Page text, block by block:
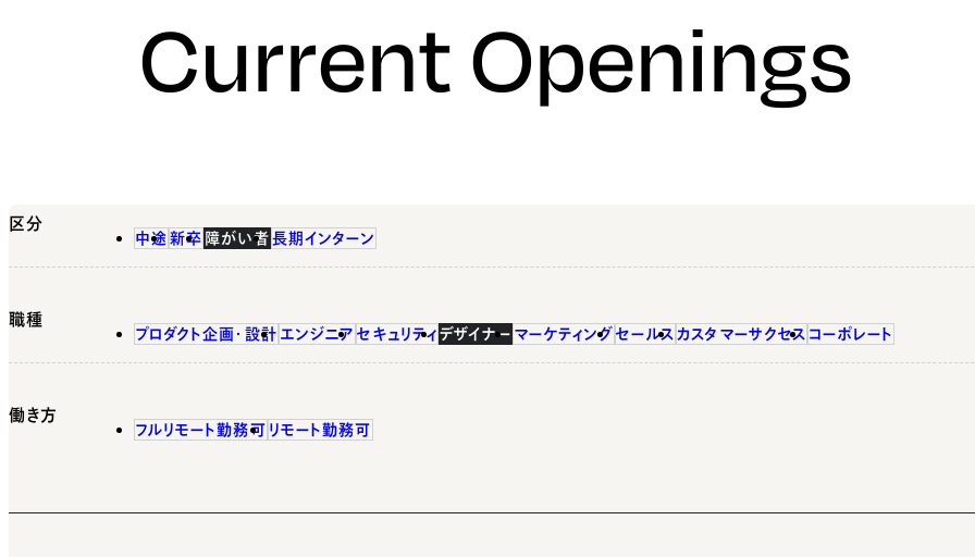
Current Openings
区分
中途 新卒 障がい者 長期インターン
職種
プロダクト企画・設計 エンジニア セキュリティ デザイナー マーケティング セールス カスタマーサクセス コーポレート
働き方
フルリモート勤務可 リモート勤務可